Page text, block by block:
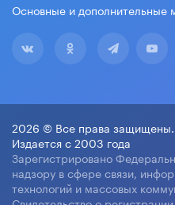
Основные и дополнительные
2026 © Все права защищены.
Издается с 2003 года
Зарегистрировано
надзору в сфере связи,
технологий и массовых